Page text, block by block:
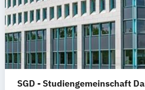
SGD - Studiengemeinschaft